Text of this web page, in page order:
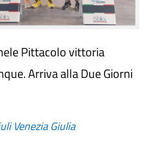
Pittacolo vittoria
Arriva alla Due Giorni
Venezia Giulia